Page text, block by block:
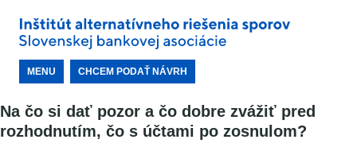
MENU CHCEM PODAŤ NÁVRH
Na čo si dať pozor a čo dobre zvážiť pred
rozhodnutím, čo s účtami po zosnulom?